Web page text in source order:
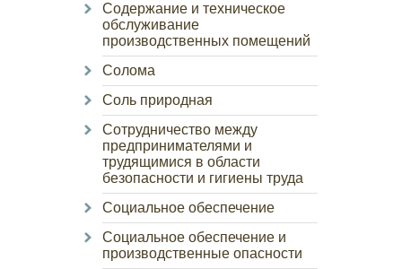
Содержание и техническое
обслуживание
производственных помещений
Солома
Соль природная
Сотрудничество между
предпринимателями и
трудящимися в области
безопасности и гигиены труда
Социальное обеспечение
Социальное обеспечение и
производственные опасности